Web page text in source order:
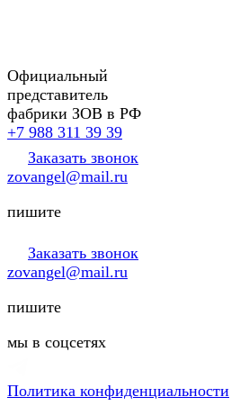
Официальный
представитель
фабрики ЗОВ в РФ
+7 988 311 39 39
Заказать звонок
zovangel@mail.ru
пишите
Заказать звонок
zovangel@mail.ru
пишите
мы в соцсетях
Политика конфиденциальности